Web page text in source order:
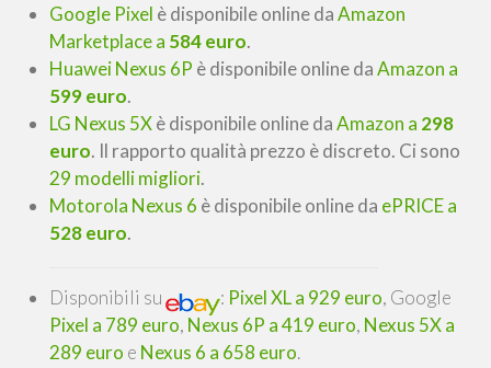
Google Pixel è disponibile online daAmazon
Marketplace a 584 euro.
Huawei Nexus 6P è disponibile online daAmazon a
599 euro.
LG Nexus 5Xè disponibile online daAmazon a 298
euro. Il rapporto qualità prezzo èdiscreto. Ci sono
29 modelli migliori.
Motorola Nexus 6 è disponibile online da ePRICE a
528 euro.
Disponibili su : Pixel XL a 929 euro, Google
Pixel a 789 euro, Nexus 6P a 419 euro, Nexus 5X a
289 euro e Nexus 6 a 658 euro.